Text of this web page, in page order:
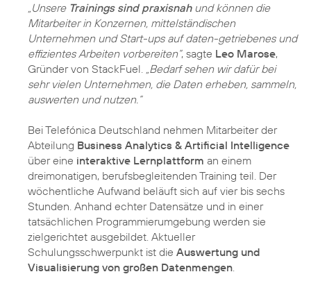
„Unsere Trainings sind praxisnahund können die
Mitarbeiter in Konzernen, mittelständischen
Unternehmen und Start-ups auf daten-getriebenes und
effizientes Arbeiten vorbereiten“, sagte Leo Marose,
Gründer von StackFuel. „Bedarf sehen wir dafür bei
sehr vielen Unternehmen, die Daten erheben, sammeln,
auswerten und nutzen.“
Bei Telefónica Deutschland nehmen Mitarbeiter der
Abteilung Business Analytics & Artificial Intelligence
über eine interaktive Lernplattform an einem
dreimonatigen, berufsbegleitenden Training teil. Der
wöchentliche Aufwand beläuft sich auf vier bis sechs
Stunden. Anhand echter Datensätze und in einer
tatsächlichen Programmierumgebung werden sie
zielgerichtet ausgebildet. Aktueller
Schulungsschwerpunkt ist die Auswertung und
Visualisierung von großen Datenmengen.